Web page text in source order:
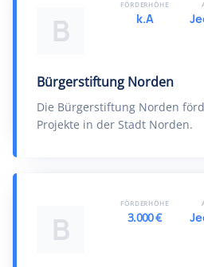
B
Bürgerstiftung Norden
Die Bürgerstiftung Norden
Projekte in der Stadt Norden.
FÖRDERHÖHE
k.A
B
FÖRDERHÖHE
3.000 €